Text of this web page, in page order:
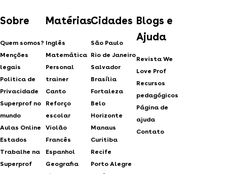
Sobre
Quem somos?
Menções
legais
Politica de
Privacidade
Superprof no
mundo
Aulas Online
Estados
Trabalhe na
Superprof
Matérias
Inglês
Matemática
Personal
trainer
Canto
Reforço
escolar
Violão
Francês
Espanhol
Geografia
Cidades
São Paulo
Rio de Janeiro
Salvador
Brasília
Fortaleza
Belo
Horizonte
Manaus
Curitiba
Recife
Porto Alegre
Blogs e
Ajuda
Revista We
Love Prof
Recursos
pedagógicos
Página de
ajuda
Contato